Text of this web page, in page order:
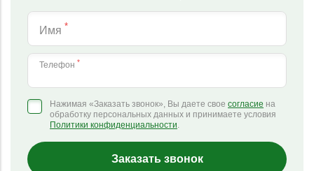
Имя *
Телефон *
Нажимая «Заказать звонок», Вы даете свое согласие на
обработку персональных данных и принимаете условия
Политики конфиденциальности.
Заказать звонок